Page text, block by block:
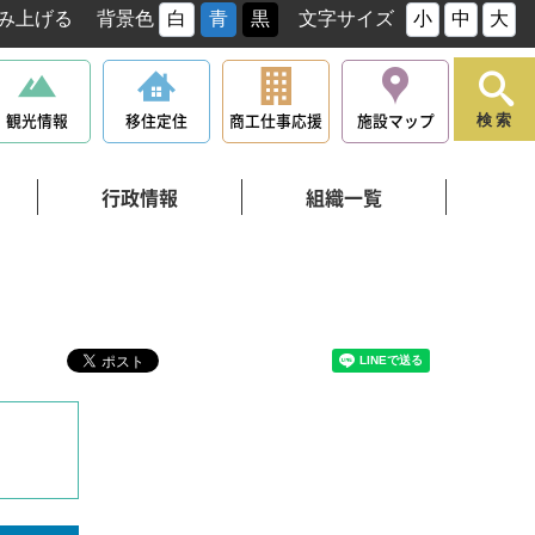
上げる 背景色 白 青 黒 文字サイズ 小 中 大
観光情報 移住定住 商工仕事応援 施設マップ
行政情報 組織一覧
検索